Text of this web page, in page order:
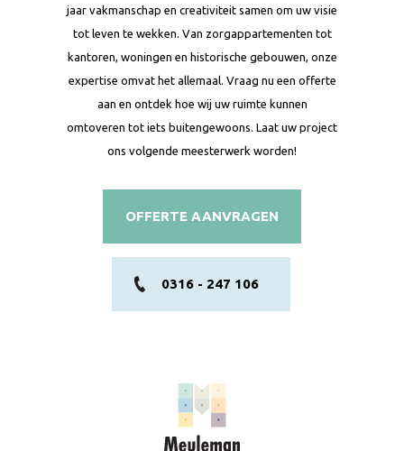
jaar vakmanschap en creativiteit samen om uw visie
tot leven te wekken. Van zorgappartementen tot
kantoren, woningen en historische gebouwen, onze
expertise omvat het allemaal. Vraag nu een offerte
aan en ontdek hoe wij uw ruimte kunnen
omtoveren tot iets buitengewoons. Laat uw project
ons volgende meesterwerk worden!
OFFERTE AANVRAGEN
0316 - 247 106